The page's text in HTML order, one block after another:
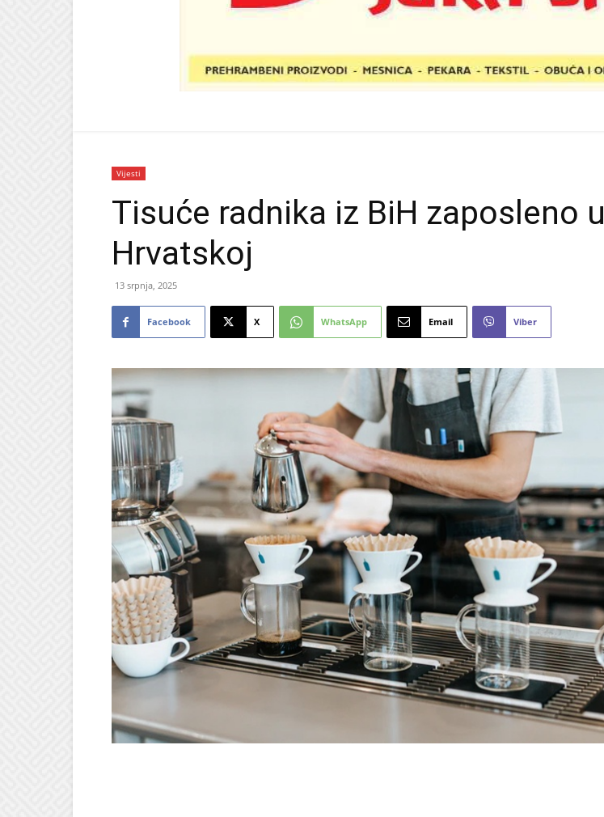
Vijesti
Tisuće radnika iz BiH zaposleno u
Hrvatskoj
13 srpnja, 2025
Facebook X WhatsApp Email Viber